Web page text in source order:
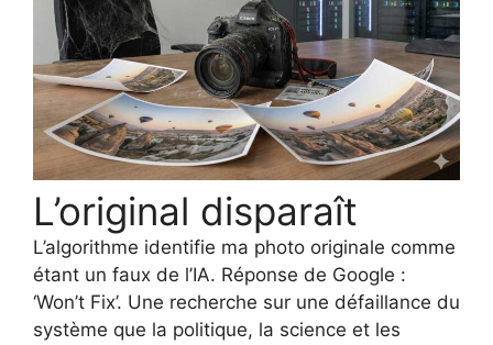
L’original disparaît
L’algorithme identifie ma photo originale comme
étant un faux de l’IA. Réponse de Google :
‘Won’t Fix’. Une recherche sur une défaillance du
système que la politique, la science et les